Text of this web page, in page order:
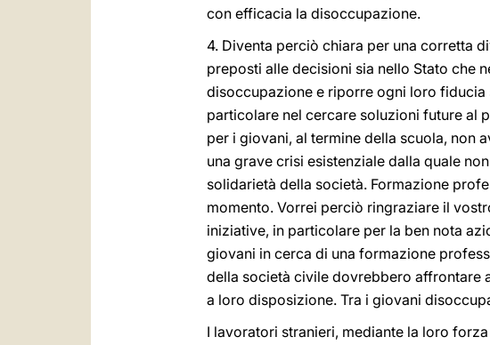
con efficacia la disoccupazione.
4. Diventa perciò chiara per una corretta
preposti alle decisioni sia nello Stato che
disoccupazione e riporre ogni loro fiducia
particolare nel cercare soluzioni future al
per i giovani, al termine della scuola, non
una grave crisi esistenziale dalla quale
solidarietà della società. Formazione
momento. Vorrei perciò ringraziare il
iniziative, in particolare per la ben nota
giovani in cerca di una formazione
della società civile dovrebbero affrontare
a loro disposizione. Tra i giovani
I lavoratori stranieri, mediante la loro